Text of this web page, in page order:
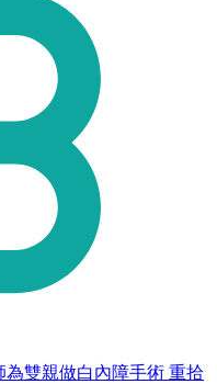
雙親做白內障手術 重拾